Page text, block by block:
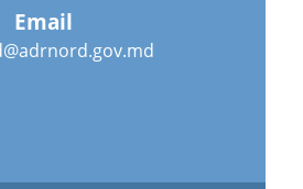
Email